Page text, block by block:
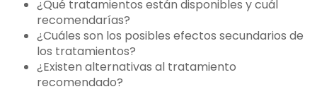
¿Qué tratamientos están disponibles y cuál
recomendarías?
¿Cuáles son los posibles efectos secundarios de
los tratamientos?
¿Existen alternativas al tratamiento
recomendado?